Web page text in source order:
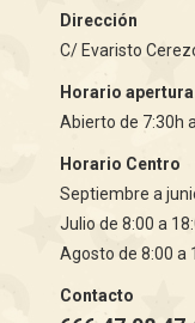
Dirección
C/ Evaristo
Horario apertura
Abierto de 7:30h
Horario Centro
Septiembre a
Julio de 8:00 a
Agosto de 8:00 a
Contacto